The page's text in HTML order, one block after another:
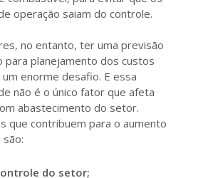
operação saiam do controle.
no entanto, ter uma previsão
para planejamento dos custos
enorme desafio. E essa
não é o único fator que afeta
abastecimento do setor.
que contribuem para o aumento
do setor;